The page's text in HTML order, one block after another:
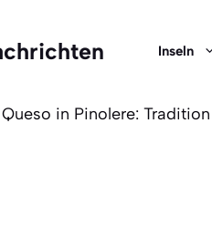
Inseln
in Pinolere: